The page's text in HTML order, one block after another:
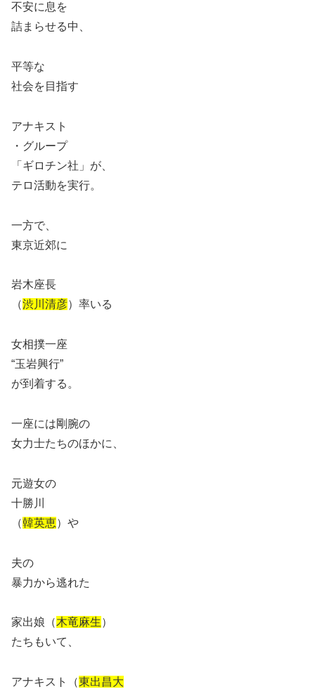
不安に息を
詰まらせる中、
平等な
社会を目指す
アナキスト
・グループ
「ギロチン社」が、
テロ活動を実行。
一方で、
東京近郊に
岩木座長
（渋川清彦）率いる
女相撲一座
“玉岩興行”
が到着する。
一座には剛腕の
女力士たちのほかに、
元遊女の
十勝川
（韓英恵）や
夫の
暴力から逃れた
家出娘（木竜麻生）
たちもいて、
アナキスト（東出昌大